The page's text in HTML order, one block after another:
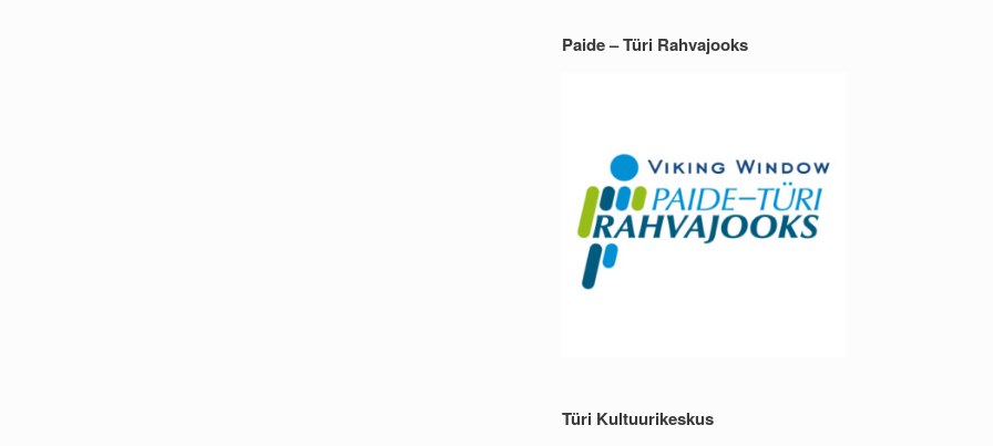
Paide – Türi Rahvajooks
Türi Kultuurikeskus